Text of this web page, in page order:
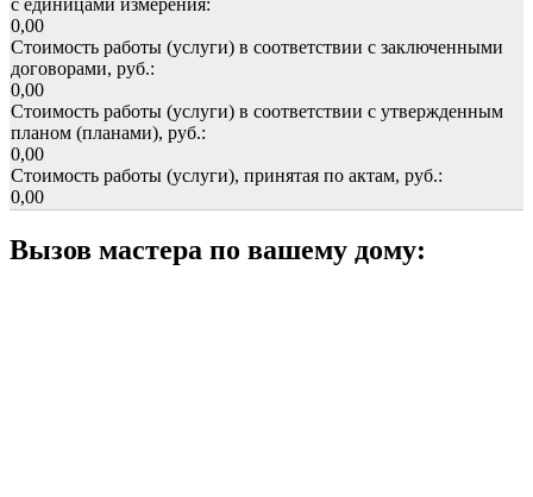
0,00
Стоимость работы (услуги) в соответствии с заключенными
договорами, руб.:
0,00
Стоимость работы (услуги) в соответствии с утвержденным
планом (планами), руб.:
0,00
Стоимость работы (услуги), принятая по актам, руб.:
0,00
Вызов мастера по вашему дому: